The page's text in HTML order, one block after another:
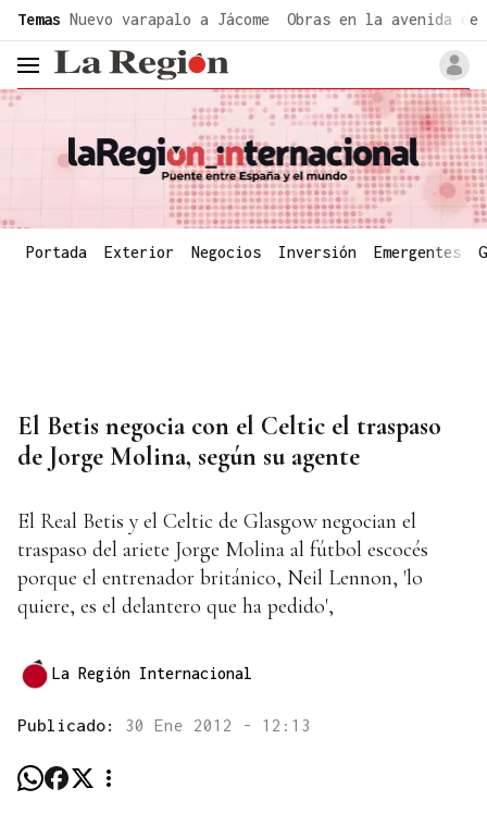
Temas Nuevo varapalo a Jácome Obras en la avenida de
header.menu.open
Portada Exterior Negocios Inversión Emergentes
El Betis negocia con el Celtic el traspaso
de Jorge Molina, según su agente
El Real Betis y el Celtic de Glasgow negocian el
traspaso del ariete Jorge Molina al fútbol escocés
porque el entrenador británico, Neil Lennon, 'lo
quiere, es el delantero que ha pedido',
La Región Internacional
Publicado: 30 Ene 2012 - 12:13